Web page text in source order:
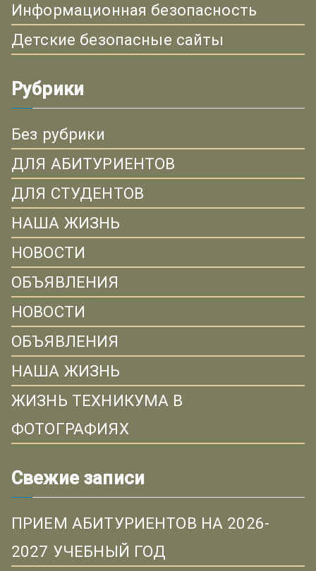
Информационная безопасность
Детские безопасные сайты
Рубрики
Без рубрики
ДЛЯ АБИТУРИЕНТОВ
ДЛЯ СТУДЕНТОВ
НАША ЖИЗНЬ
НОВОСТИ
ОБЪЯВЛЕНИЯ
НОВОСТИ
ОБЪЯВЛЕНИЯ
НАША ЖИЗНЬ
ЖИЗНЬ ТЕХНИКУМА В
ФОТОГРАФИЯХ
Свежие записи
ПРИЕМ АБИТУРИЕНТОВ НА 2026-
2027 УЧЕБНЫЙ ГОД